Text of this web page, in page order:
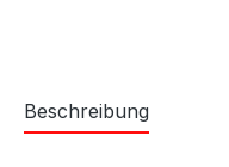
Beschreibung